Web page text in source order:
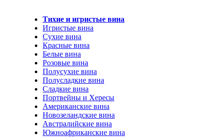
Тихие и игристые вина
Игристые вина
Сухие вина
Красные вина
Белые вина
Розовые вина
Полусухие вина
Полусладкие вина
Сладкие вина
Портвейны и Хересы
Американские вина
Новозеландские вина
Австралийские вина
Южноафриканские вина